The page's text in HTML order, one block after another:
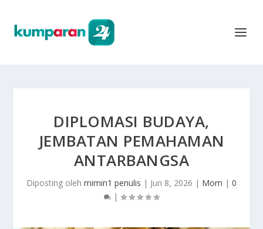
DIPLOMASI BUDAYA,
JEMBATAN PEMAHAMAN
ANTARBANGSA
Diposting oleh mimin1 penulis | Jun 8, 2026 | Mom | 0
|